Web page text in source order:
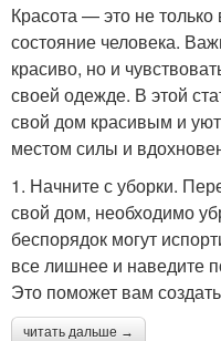
Красота — это не
состояние человека.
красиво, но и
своей одежде. В этой
свой дом красивым и
местом силы и
1. Начните с уборки.
свой дом, необходимо
беспорядок могут
все лишнее и наведите
Это поможет вам
читать дальше →